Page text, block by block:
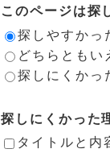
このページは探
探しやすかっ
どちらともい
探しにくかっ
探しにくかった
タイトルと内